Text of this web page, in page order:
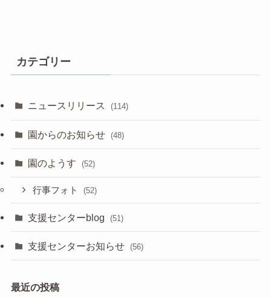
カテゴリー
ニュースリリース (114)
園からのお知らせ (48)
園のようす (52)
行事フォト (52)
支援センターblog (51)
支援センターお知らせ (56)
最近の投稿